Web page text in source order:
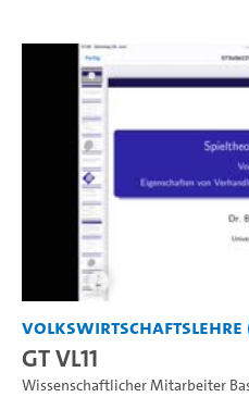
Volkswirtschaftslehre
GT VL11
Wissenschaftlicher Mitarbeiter